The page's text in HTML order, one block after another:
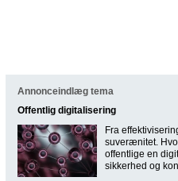
Annonceindlæg tema
Offentlig digitalisering
Fra
suverænitet.
offentlige en
sikkerhed og